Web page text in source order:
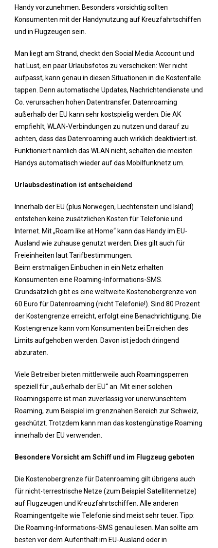
Handy vorzunehmen. Besonders vorsichtig sollten
Konsumenten mit der Handynutzung auf Kreuzfahrtschiffen
und in Flugzeugen sein.
Man liegt am Strand, checkt den Social Media Account und
hat Lust, ein paar Urlaubsfotos zu verschicken: Wer nicht
aufpasst, kann genau in diesen Situationen in die Kostenfalle
tappen. Denn automatische Updates, Nachrichtendienste und
Co. verursachen hohen Datentransfer. Datenroaming
außerhalb der EU kann sehr kostspielig werden. Die AK
empfiehlt, WLAN-Verbindungen zu nutzen und darauf zu
achten, dass das Datenroaming auch wirklich deaktiviert ist.
Funktioniert nämlich das WLAN nicht, schalten die meisten
Handys automatisch wieder auf das Mobilfunknetz um.
Urlaubsdestination ist entscheidend
Innerhalb der EU (plus Norwegen, Liechtenstein und Island)
entstehen keine zusätzlichen Kosten für Telefonie und
Internet. Mit „Roam like at Home“ kann das Handy im EU-
Ausland wie zuhause genutzt werden. Dies gilt auch für
Freieinheiten laut Tarifbestimmungen.
Beim erstmaligen Einbuchen in ein Netz erhalten
Konsumenten eine Roaming-Informations-SMS.
Grundsätzlich gibt es eine weltweite Kostenobergrenze von
60 Euro für Datenroaming (nicht Telefonie!). Sind 80 Prozent
der Kostengrenze erreicht, erfolgt eine Benachrichtigung. Die
Kostengrenze kann vom Konsumenten bei Erreichen des
Limits aufgehoben werden. Davon ist jedoch dringend
abzuraten.
Viele Betreiber bieten mittlerweile auch Roamingsperren
speziell für „außerhalb der EU“ an. Mit einer solchen
Roamingsperre ist man zuverlässig vor unerwünschtem
Roaming, zum Beispiel im grenznahen Bereich zur Schweiz,
geschützt. Trotzdem kann man das kostengünstige Roaming
innerhalb der EU verwenden.
Besondere Vorsicht am Schiff und im Flugzeug geboten
Die Kostenobergrenze für Datenroaming gilt übrigens auch
für nicht-terrestrische Netze (zum Beispiel Satellitennetze)
auf Flugzeugen und Kreuzfahrtschiffen. Alle anderen
Roamingentgelte wie Telefonie sind meist sehr teuer. Tipp:
Die Roaming-Informations-SMS genau lesen. Man sollte am
besten vor dem Aufenthalt im EU-Ausland oder in